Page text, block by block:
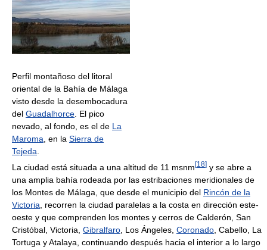
Perfil montañoso del litoral
oriental de la Bahía de Málaga
visto desde la desembocadura
del Guadalhorce. El pico
nevado, al fondo, es el de La
Maroma, en la Sierra de
Tejeda.
La ciudad está situada a una altitud de 11 msnm [18] y se abre a
una amplia bahía rodeada por las estribaciones meridionales de
los Montes de Málaga, que desde el municipio del Rincón de la
Victoria , recorren la ciudad paralelas a la costa en dirección este-
oeste y que comprenden los montes y cerros de Calderón, San
Cristóbal, Victoria, Gibralfaro , Los Ángeles, Coronado , Cabello, La
Tortuga y Atalaya, continuando después hacia el interior a lo largo